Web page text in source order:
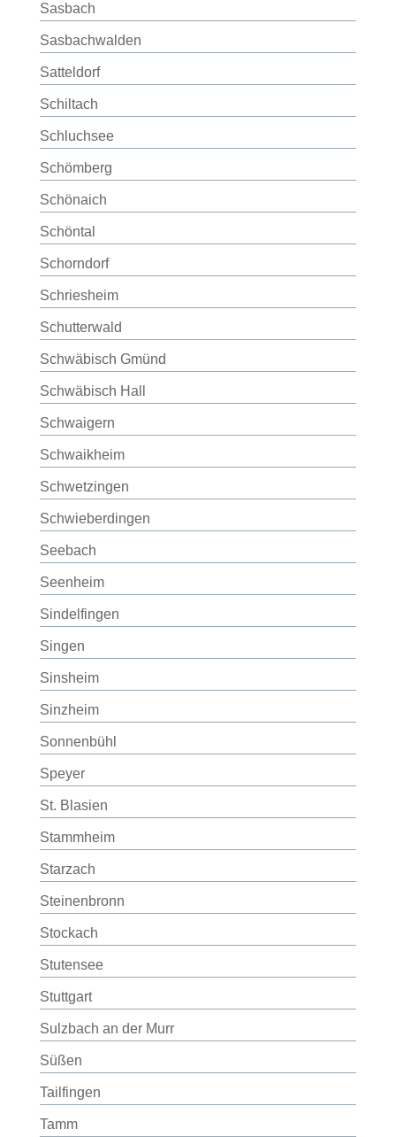
Sasbach
Sasbachwalden
Satteldorf
Schiltach
Schluchsee
Schömberg
Schönaich
Schöntal
Schorndorf
Schriesheim
Schutterwald
Schwäbisch Gmünd
Schwäbisch Hall
Schwaigern
Schwaikheim
Schwetzingen
Schwieberdingen
Seebach
Seenheim
Sindelfingen
Singen
Sinsheim
Sinzheim
Sonnenbühl
Speyer
St. Blasien
Stammheim
Starzach
Steinenbronn
Stockach
Stutensee
Stuttgart
Sulzbach an der Murr
Süßen
Tailfingen
Tamm